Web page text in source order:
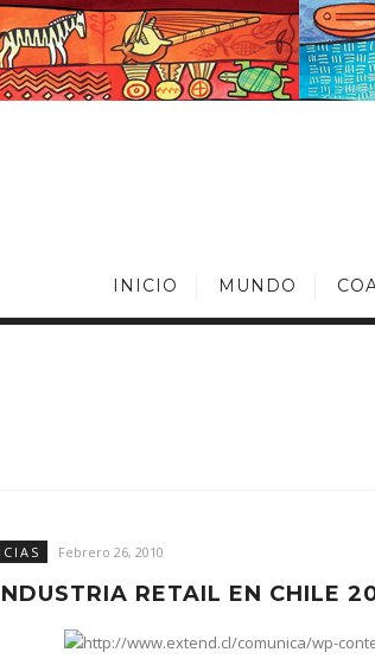
INICIO MUNDO
Febrero 26, 2010
RETAIL EN CHILE